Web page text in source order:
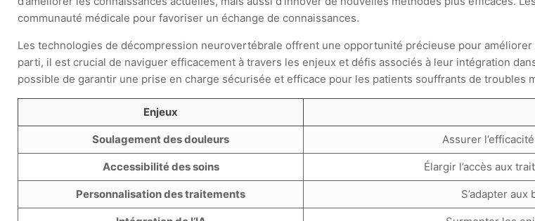
communauté médicale pour favoriser un échange de connaissances.
Les technologies de décompression neurovertébrale offrent une opportunité précieuse pour
parti, il est crucial de naviguer efficacement à travers les enjeux et défis associés à leur intégration
possible de garantir une prise en charge sécurisée et efficace pour les patients souffrants de troubles
Enjeux
Soulagement des douleurs Assurer
Accessibilité des soins Élargir l’accès aux
Personnalisation des traitements S’adapter